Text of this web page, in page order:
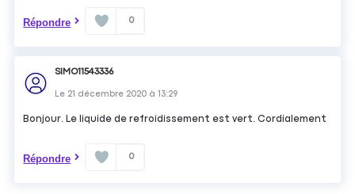
Répondre 0
SIMO11543336
Le 21 décembre 2020 à13:29
Bonjour. Le liquide de refroidissement est vert. Cordialement
Répondre 0